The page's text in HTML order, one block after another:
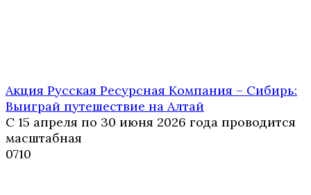
Акция Русская Ресурсная Компания – Сибирь:
Выиграй путешествие на Алтай
С 15 апреля по 30 июня 2026 года проводится
масштабная
0710